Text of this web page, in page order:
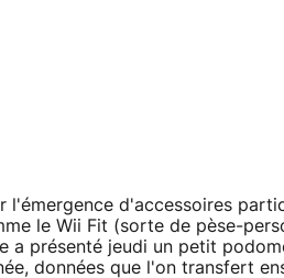
l'émergence d'accessoires
le Wii Fit (sorte de pèse-
a présenté jeudi un petit
données que l'on transfert